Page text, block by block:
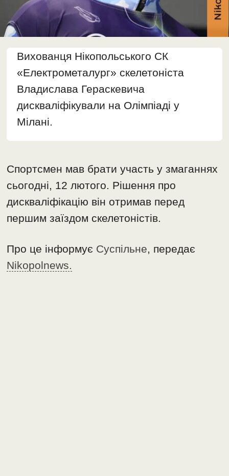
Вихованця Нікопольського СК
«Електрометалург» скелетоніста
Владислава Гераскевича
дискваліфікували на Олімпіаді у
Мілані.
Спортсмен мав брати участь у змаганнях
сьогодні, 12 лютого. Рішення про
дискваліфікацію він отримав перед
першим заїздом скелетоністів.
Про це інформує Суспільне, передає
Nikopolnews.